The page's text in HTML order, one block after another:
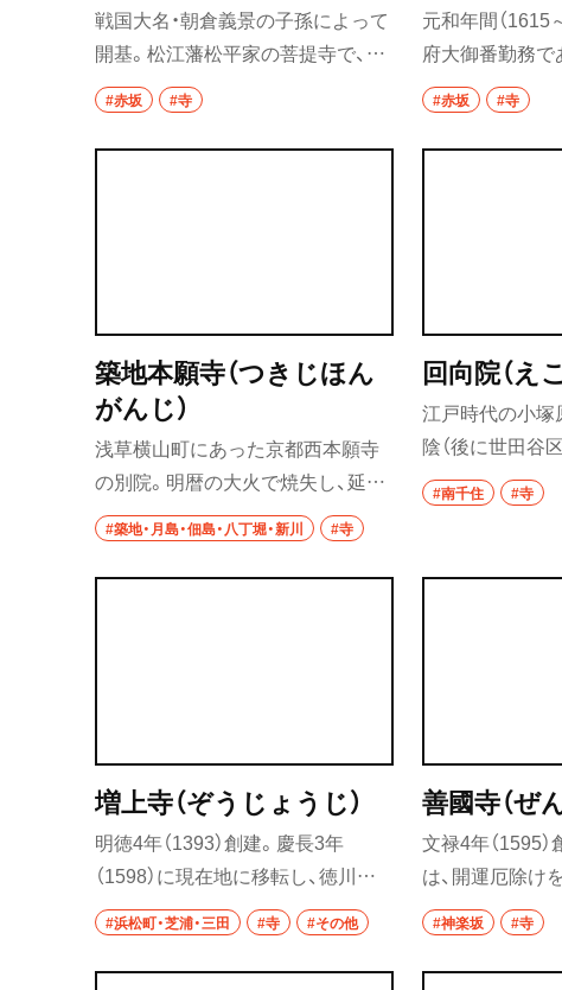
所沢・狭山・入間・飯
秩父・長瀞・三峰口
秩父
千葉県
津田沼
習志野
市川・本八幡
戦国大名・朝倉義景の子孫によって
開基。松江藩松平家の菩提寺で、藩
のお抱え力士だった雷電為右ヱ門
が住職と親交があったことから雷
電の墓がある。
#赤坂 #寺
元和年間（1615
府大御番勤務で
寺殿心翁道安）
在、周囲は大使
ルなどが立ち並
#赤坂 #寺
築地本願寺（つきじほん
がんじ）
浅草横山町にあった京都西本願寺
の別院。明暦の大火で焼失し、延宝
7年（1679）に現在地に「築地御坊」
として再建された。本堂は国の重
要文化財に指定されている。
#築地・月島・佃島・八丁堀・新川 #寺
回向院（え
江戸時代の小塚
陰（後に世田谷
や橋本左内など
（1771）に蘭学
に立ち会い、『
#南千住 #寺
増上寺（ぞうじょうじ）
明徳4年（1393）創建。慶長3年
（1598）に現在地に移転し、徳川一
門の菩提寺になった。かつては48
基の坊中寺院、100軒以上の学寮が
立ち、3000人の僧が修行をした。
#浜松町・芝浦・三田 #寺 #その他
善國寺（ぜ
文禄4年（1595
は、開運厄除け
仰を集め、開帳
の日、5･9月の
下旬にはほおず
#神楽坂 #寺